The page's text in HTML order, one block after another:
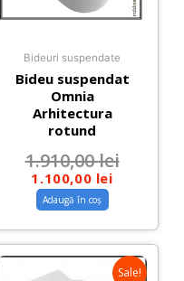
Bideuri suspendate
Bideu suspendat
Omnia
Arhitectura
rotund
1.910,00lei
1.100,00 lei
Adaugă în coș
Sale!